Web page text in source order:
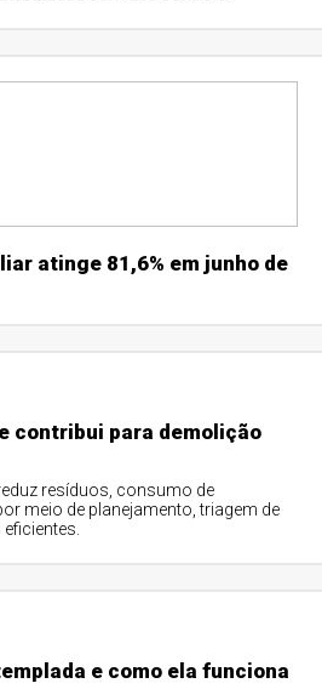
atinge 81,6% em junho de
contribui para demolição
resíduos, consumo de
meio de planejamento, triagem de
e como ela funciona